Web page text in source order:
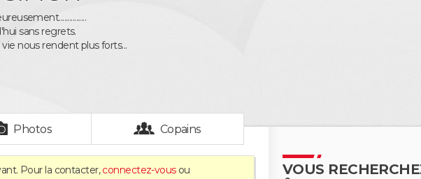
sans regrets.
nous rendent plus forts...
Photos Copains
Pour la contacter,connectez-vousou
VOUS